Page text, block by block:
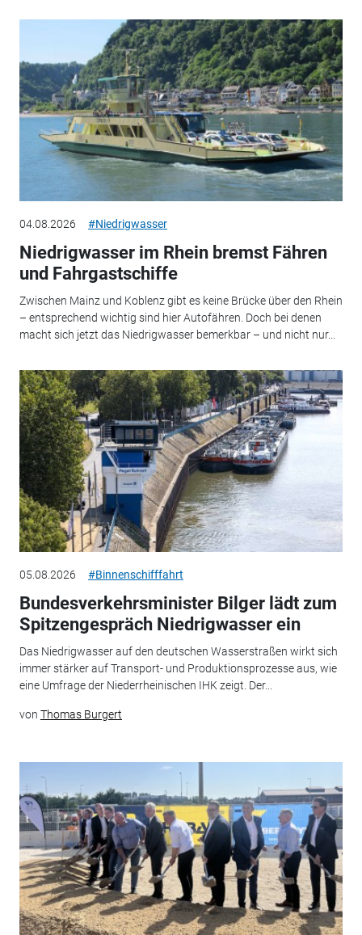
04.08.2026 #Niedrigwasser
Niedrigwasser im Rhein bremst Fähren
und Fahrgastschiffe
Zwischen Mainz und Koblenz gibt es keine Brücke über den Rhein
– entsprechend wichtig sind hier Autofähren. Doch bei denen
macht sich jetzt das Niedrigwasser bemerkbar – und nicht nur...
05.08.2026 #Binnenschifffahrt
Bundesverkehrsminister Bilger lädt zum
Spitzengespräch Niedrigwasser ein
Das Niedrigwasser auf den deutschen Wasserstraßen wirkt sich
immer stärker auf Transport- und Produktionsprozesse aus, wie
eine Umfrage der Niederrheinischen IHK zeigt. Der...
von Thomas Burgert